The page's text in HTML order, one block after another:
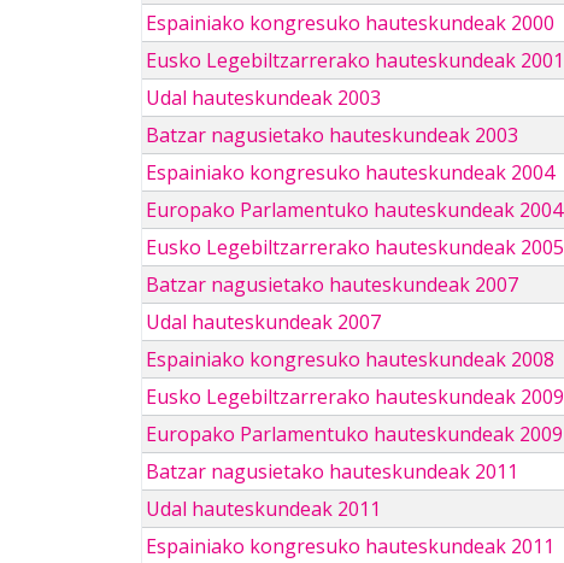
Espainiako kongresuko hauteskundeak 2000
Eusko Legebiltzarrerako hauteskundeak 2001
Udal hauteskundeak 2003
Batzar nagusietako hauteskundeak 2003
Espainiako kongresuko hauteskundeak 2004
Europako Parlamentuko hauteskundeak 2004
Eusko Legebiltzarrerako hauteskundeak 2005
Batzar nagusietako hauteskundeak 2007
Udal hauteskundeak 2007
Espainiako kongresuko hauteskundeak 2008
Eusko Legebiltzarrerako hauteskundeak 2009
Europako Parlamentuko hauteskundeak 2009
Batzar nagusietako hauteskundeak 2011
Udal hauteskundeak 2011
Espainiako kongresuko hauteskundeak 2011